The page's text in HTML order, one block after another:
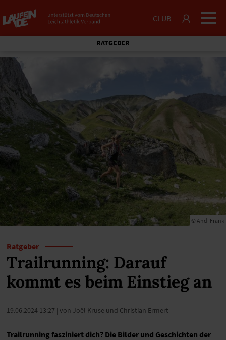
CLUB
RATGEBER
© Andi Frank
Ratgeber
Trailrunning: Darauf
kommt es beim Einstieg an
19.06.2024 13:27 | von Joël Kruse und Christian Ermert
Trailrunning fasziniert dich? Die Bilder und Geschichten der